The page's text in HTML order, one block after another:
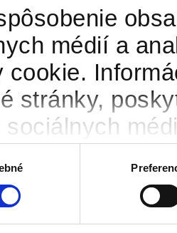
médií a
cookie.
stránky,
sociálnych
im poskytli
ich služby.